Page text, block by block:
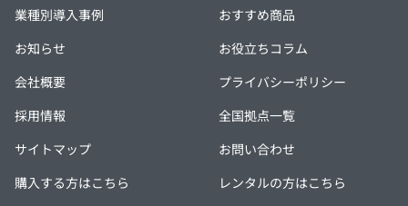
業種別導入事例
おすすめ商品
お知らせ
お役立ちコラム
会社概要
プライバシーポリシー
採用情報
全国拠点一覧
サイトマップ
お問い合わせ
購入する方はこちら
レンタルの方はこちら